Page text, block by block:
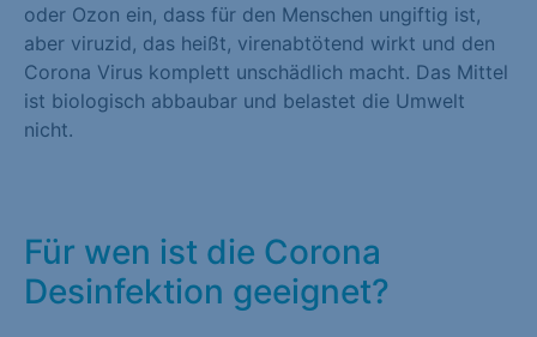
oder Ozon ein, dass für den Menschen ungiftig ist,
aber viruzid, das heißt, virenabtötend wirkt und den
Corona Virus komplett unschädlich macht. Das Mittel
ist biologisch abbaubar und belastet die Umwelt
nicht.
Für wen ist die Corona
Desinfektion geeignet?